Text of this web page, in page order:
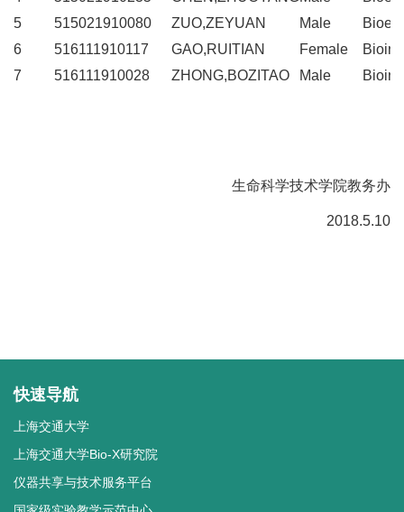
5
515021910080 ZUO,ZEYUAN Male
6
516111910117 GAO,RUITIAN Female
7
516111910028 ZHONG,BOZITAO Male
生命科学技术学院教务办
2018.5.10
快速导航
上海交通大学
上海交通大学Bio-X研究院
仪器共享与技术服务平台